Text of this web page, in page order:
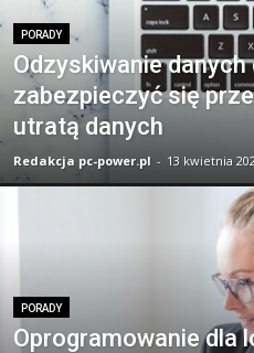
PORADY
Odzyskiwanie
zabezpieczyć się
utratą danych
Redakcja pc-power.pl - 13 kwietnia
PORADY
Oprogramowanie dla